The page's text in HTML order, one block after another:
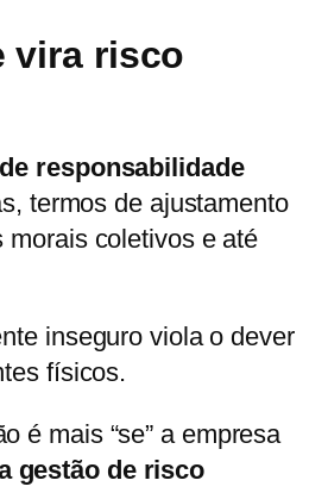
vira risco
responsabilidade
termos de ajustamento
morais coletivos e até
inseguro viola o dever
físicos.
é mais “se” a empresa
gestão de risco